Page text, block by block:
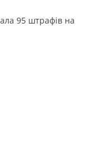
95 штрафів на